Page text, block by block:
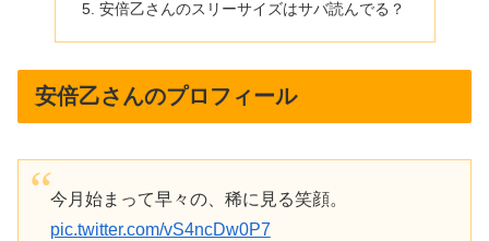
安倍乙さんのスリーサイズはサバ読んでる？
安倍乙さんのプロフィール
今月始まって早々の、稀に見る笑顔。
pic.twitter.com/vS4ncDw0P7